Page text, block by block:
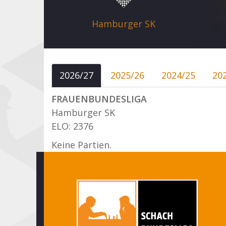
Hamburger SK
2026/27 2025/26 2024/25
FRAUENBUNDESLIGA
Hamburger SK
ELO: 2376
Keine Partien.